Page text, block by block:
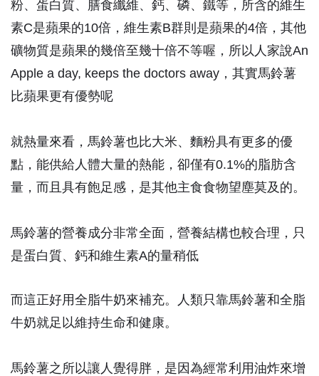
粉、蛋白質、膳食纖維、鈣、磷、鐵等，所含的維生
素C是蘋果的10倍，維生素B群則是蘋果的4倍，其他
礦物質是蘋果的幾倍至幾十倍不等喔，所以人家說An
Apple a day, keeps the doctors away，其實馬鈴薯
比蘋果更有優勢呢
就熱量來看，馬鈴薯也比大米、麵粉具有更多的優
點，能供給人體大量的熱能，卻僅有0.1%的脂肪含
量，而且具有飽足感，是其他主食食物望塵莫及的。
馬鈴薯的營養成分非常全面，營養結構也較合理，只
是蛋白質、鈣和維生素A的量稍低
而這正好用全脂牛奶來補充。人類只靠馬鈴薯和全脂
牛奶就足以維持生命和健康。
馬鈴薯之所以讓人覺得胖，是因為經常利用油炸來增